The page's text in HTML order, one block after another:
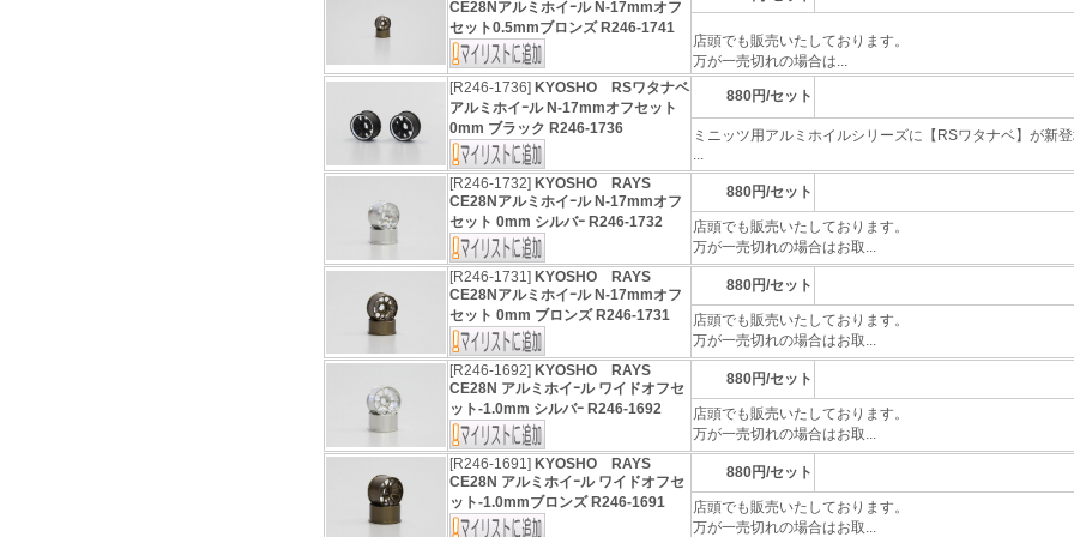
CE28Nアルミホイｰル N-17mmオフ
セット0.5mmブロンズ R246-1741
店頭でも販売いたしております。
万が一売切れの場合は...
[R246-1736] KYOSHO RSワタナベ
アルミホイｰル N-17mmオフセット
0mm ブラック R246-1736
880円/セット
ミニッツ用アルミホイルシリーズに【RSワタナベ】が新
...
[R246-1732] KYOSHO RAYS
CE28Nアルミホイｰル N-17mmオフ
セット 0mm シルバｰ R246-1732
880円/セット
店頭でも販売いたしております。
万が一売切れの場合はお取...
[R246-1731] KYOSHO RAYS
CE28Nアルミホイｰル N-17mmオフ
セット 0mm ブロンズ R246-1731
880円/セット
店頭でも販売いたしております。
万が一売切れの場合はお取...
[R246-1692] KYOSHO RAYS
CE28N アルミホイｰル ワイドオフセ
ット-1.0mm シルバｰ R246-1692
880円/セット
店頭でも販売いたしております。
万が一売切れの場合はお取...
[R246-1691] KYOSHO RAYS
CE28N アルミホイｰル ワイドオフセ
ット-1.0mmブロンズ R246-1691
880円/セット
店頭でも販売いたしております。
万が一売切れの場合はお取...